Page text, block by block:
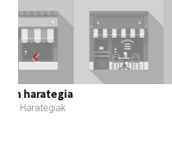
Zubeldia arrain eta mariskoa
Zizurkil - Arrandegiak
Previous